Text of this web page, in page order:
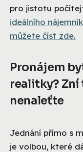
pro jistotu
ideálního
můžete číst zde.
Pronájem
realitky? Zní
nenaleťte
Jednání přímo s
je volbou, které